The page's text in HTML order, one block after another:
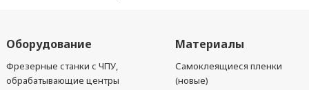
Оборудование
Фрезерные станки с ЧПУ,
обрабатывающие центры
Материалы
Самоклеящиеся пленки
(новые)